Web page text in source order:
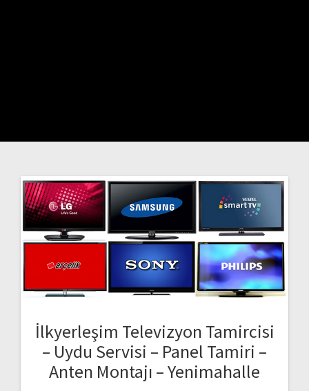
İlkyerleşim Televizyon Tamircisi
– Uydu Servisi – Panel Tamiri –
Anten Montajı – Yenimahalle